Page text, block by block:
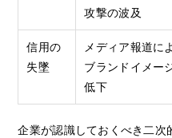
攻撃の波及
信用の
失墜
メディア報道に
ブランドイメー
低下
企業が認識しておくべき二次